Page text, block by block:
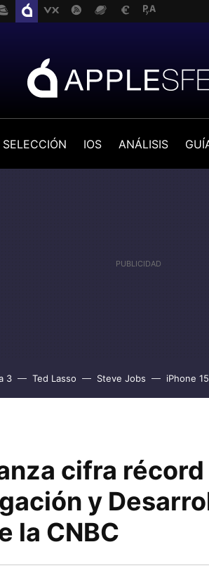
IOS ANÁLISIS
3 Ted Lasso Steve Jobs iPhone 15
cifra
y
la CNBC